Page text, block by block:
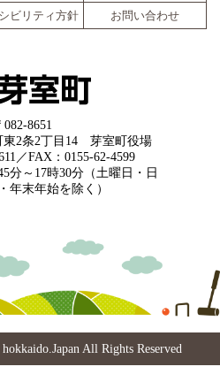
ビリティ方針 お問い合わせ
082-8651
東2条2丁目14 芽室町役場
／FAX：0155-62-4599
分～17時30分（土曜日・日
年末年始を除く）
All Rights Reserved